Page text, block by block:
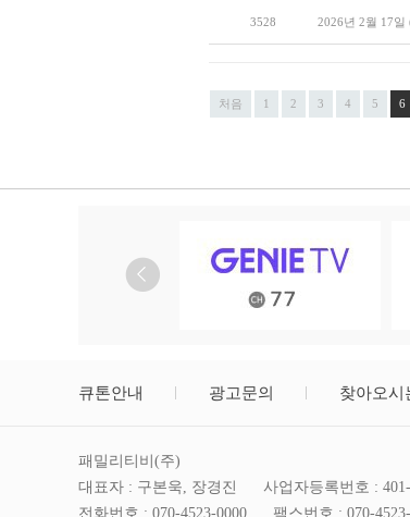
3528 2026년 2월 17일
처음 1 2 3 4 5 6
큐톤안내 광고문의 찾아오시
패밀리티비(주)
대표자 : 구본욱, 장경진
사업자등록번호 :
전화번호 : 070-4523-0000
팩스번호 : 070-4523-